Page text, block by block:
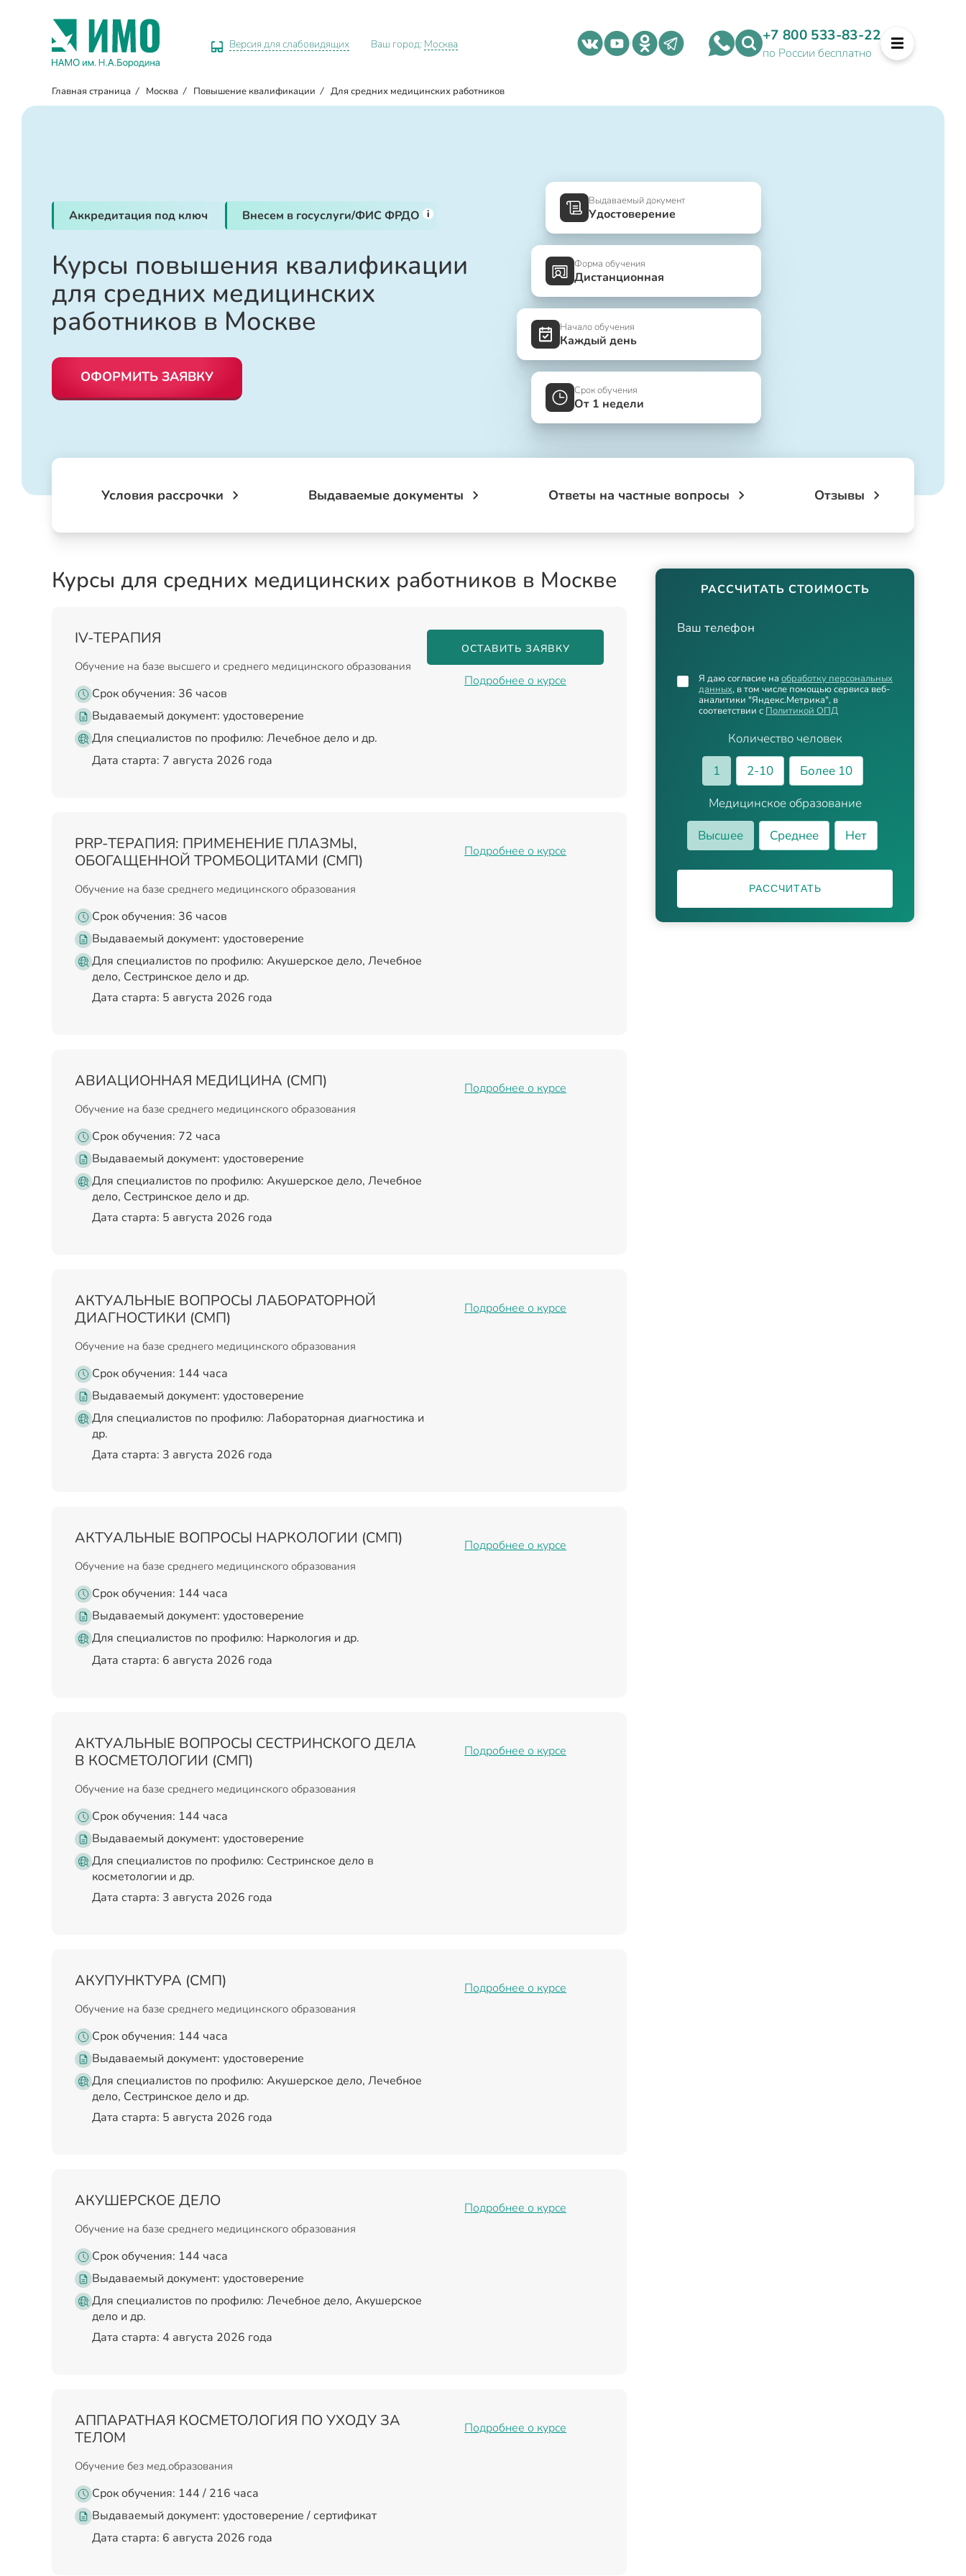
Версия для слабовидящих Ваш город: Москва +7 800 533-83-22
по России бесплатно
Главная страница / Москва / Повышение квалификации / Для средних медицинских работников
Аккредитация под ключ Внесем в госуслуги/ФИС ФРДО i
Курсы повышения квалификации
для средних медицинских
работников в Москве
ОФОРМИТЬ ЗАЯВКУ
Выдаваемый документ
Удостоверение
Форма обучения
Дистанционная
Начало обучения
Каждый день
Срок обучения
От 1 недели
Условия рассрочки Выдаваемые документы Ответы на частные вопросы Отзывы
РАССЧИТАТЬ СТОИМОСТЬ
Ваш телефон
Количество человек
1
2-10
Более 10
Медицинское образование
Высшее
Среднее Нет
Я даю согласие на обработку персональных
данных, в том числе помощью сервиса веб-
аналитики "Яндекс.Метрика", в
соответствии с Политикой ОПД
РАССЧИТАТЬ
Курсы для средних медицинских работников в Москве
IV-ТЕРАПИЯ
Обучение на базе высшего и среднего медицинского образования
Срок обучения: 36 часов
Выдаваемый документ: удостоверение
Для специалистов по профилю: Лечебное дело и др.
Дата старта: 7 августа 2026 года
ОСТАВИТЬ ЗАЯВКУ
Подробнее о курсе
PRP-ТЕРАПИЯ: ПРИМЕНЕНИЕ ПЛАЗМЫ,
ОБОГАЩЕННОЙ ТРОМБОЦИТАМИ (СМП)
Обучение на базе среднего медицинского образования
Срок обучения: 36 часов
Выдаваемый документ: удостоверение
Для специалистов по профилю: Акушерское дело, Лечебное
дело, Сестринское дело и др.
Дата старта: 5 августа 2026 года
Подробнее о курсе
АВИАЦИОННАЯ МЕДИЦИНА (СМП)
Обучение на базе среднего медицинского образования
Срок обучения: 72 часа
Выдаваемый документ: удостоверение
Для специалистов по профилю: Акушерское дело, Лечебное
дело, Сестринское дело и др.
Дата старта: 5 августа 2026 года
Подробнее о курсе
АКТУАЛЬНЫЕ ВОПРОСЫ ЛАБОРАТОРНОЙ
ДИАГНОСТИКИ (СМП)
Обучение на базе среднего медицинского образования
Срок обучения: 144 часа
Выдаваемый документ: удостоверение
Для специалистов по профилю: Лабораторная диагностика и
др.
Дата старта: 3 августа 2026 года
Подробнее о курсе
АКТУАЛЬНЫЕ ВОПРОСЫ НАРКОЛОГИИ (СМП)
Обучение на базе среднего медицинского образования
Срок обучения: 144 часа
Выдаваемый документ: удостоверение
Для специалистов по профилю: Наркология и др.
Дата старта: 6 августа 2026 года
Подробнее о курсе
АКТУАЛЬНЫЕ ВОПРОСЫ СЕСТРИНСКОГО ДЕЛА
В КОСМЕТОЛОГИИ (СМП)
Обучение на базе среднего медицинского образования
Срок обучения: 144 часа
Выдаваемый документ: удостоверение
Для специалистов по профилю: Сестринское дело в
косметологии и др.
Дата старта: 3 августа 2026 года
Подробнее о курсе
АКУПУНКТУРА (СМП)
Обучение на базе среднего медицинского образования
Срок обучения: 144 часа
Выдаваемый документ: удостоверение
Для специалистов по профилю: Акушерское дело, Лечебное
дело, Сестринское дело и др.
Дата старта: 5 августа 2026 года
Подробнее о курсе
АКУШЕРСКОЕ ДЕЛО
Обучение на базе среднего медицинского образования
Срок обучения: 144 часа
Выдаваемый документ: удостоверение
Для специалистов по профилю: Лечебное дело, Акушерское
дело и др.
Дата старта: 4 августа 2026 года
Подробнее о курсе
АППАРАТНАЯ КОСМЕТОЛОГИЯ ПО УХОДУ ЗА
ТЕЛОМ
Обучение без мед.образования
Срок обучения: 144 / 216 часа
Выдаваемый документ: удостоверение / сертификат
Дата старта: 6 августа 2026 года
Подробнее о курсе